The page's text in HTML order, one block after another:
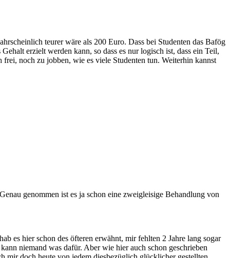
teurer wäre als 200 Euro. Dass bei Studenten das Bafög
erzielt werden kann, so dass es nur logisch ist, dass ein Teil,
noch zu jobben, wie es viele Studenten tun. Weiterhin kannst
genommen ist es ja schon eine zweigleisige Behandlung von
es hier schon des öfteren erwähnt, mir fehlten 2 Jahre lang sogar
niemand was dafür. Aber wie hier auch schon geschrieben